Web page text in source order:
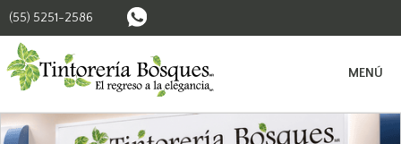
(55) 5251-2586
MENÚ